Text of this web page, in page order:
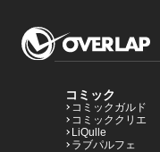
コミック
コミックガルド
コミッククリエ
LiQulle
ラブパルフェ